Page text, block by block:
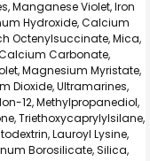
Manganese Violet, Iron
Hydroxide, Calcium
Octenylsuccinate, Mica,
Carbonate,
Magnesium Myristate,
Dioxide, Ultramarines,
12, Methylpropanediol,
Triethoxycaprylylsilane,
Lauroyl Lysine,
Borosilicate, Silica,